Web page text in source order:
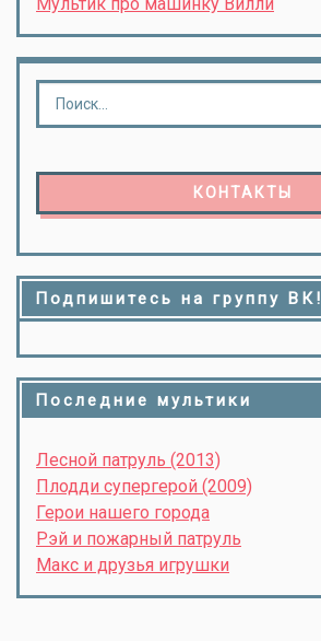
КОНТАКТЫ
Подпишитесь на группу ВК!
Последние мультики
Лесной патруль (2013)
Плодди супергерой (2009)
Герои нашего города
Рэй и пожарный патруль
Макс и друзья игрушки